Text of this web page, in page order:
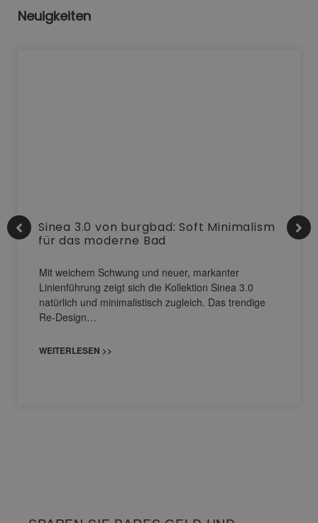
Neuigkeiten
Sinea 3.0 von burgbad: Soft Minimalism
für das moderne Bad
Mit weichem Schwung und neuer, markanter
Linienführung zeigt sich die Kollektion Sinea 3.0
natürlich und minimalistisch zugleich. Das trendige
Re-Design…
WEITERLESEN >>